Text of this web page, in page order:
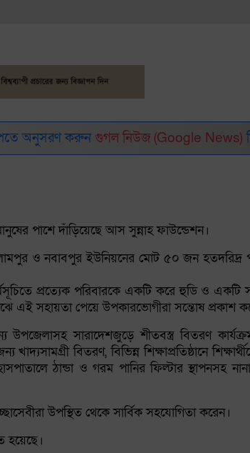
অনুসরণ করুন গুগল নিউজ (Google News)
পাশে দাঁড়িয়েছে আস সুন্নাহ ফাউন্ডেশন।
ও নবাবপুর ইউনিয়নের মোট ৫০ জন হতদরিদ্র
প্রত্যেক পরিবারকে একটি করে হুডি ও একটি
এই সহায়তা পেয়ে উপকারভোগীরা সন্তোষ প্রকাশ
উপজেলাসহ সারাদেশজুড়ে শীতবস্ত্র বিতরণ
বিতরণ, বিভিন্ন শিক্ষাপ্রতিষ্ঠানে
ঠান্ডা ও গরম পানির ফিল্টার স্থাপনসহ
উপস্থিত থেকে সার্বিক সহযোগিতা করেন।
হয়েছে।